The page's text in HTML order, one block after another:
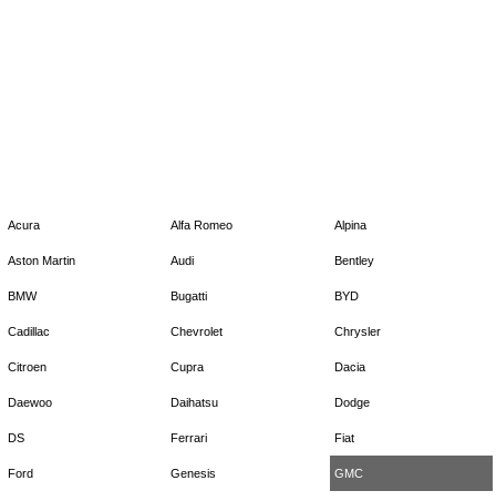
Acura Alfa Romeo Alpina
Aston Martin Audi Bentley
BMW Bugatti BYD
Cadillac Chevrolet Chrysler
Citroen Cupra Dacia
Daewoo Daihatsu Dodge
DS Ferrari Fiat
Ford Genesis GMC